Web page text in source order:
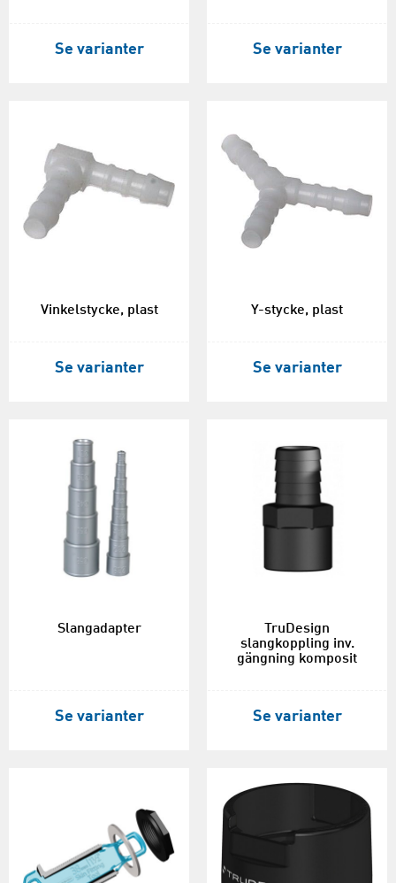
Se varianter Se varianter
Vinkelstycke, plast
Se varianter
Y-stycke, plast
Se varianter
Slangadapter
Se varianter
TruDesign
slangkoppling inv.
gängning komposit
Se varianter